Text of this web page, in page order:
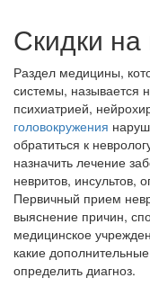
Скидки
Раздел медицины,
системы, называется
психиатрией,
головокружения
обратиться к
назначить лечение
невритов, инсультов,
Первичный прием
выяснение причин,
медицинское
какие
определить диагноз.